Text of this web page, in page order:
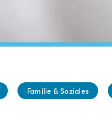
Familie & Soziales